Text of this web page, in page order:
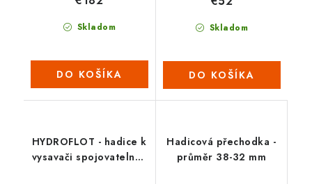
Skladom
DO KOŠÍKA
Skladom
DO KOŠÍKA
HYDROFLOT - hadice k
vysavači spojovatelná -
Hadicová přechodka -
průměr 38-32 mm